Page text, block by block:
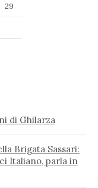
29
di Ghilarza
Brigata Sassari:
Italiano, parla in